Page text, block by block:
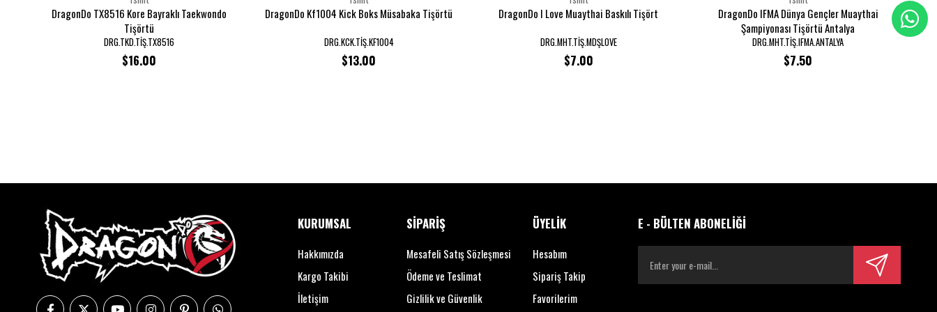
DragonDo TX8516 Kore Bayraklı Taekwondo
Tişörtü
DRG.TKD.TİŞ.TX8516
$16.00
DragonDo Kf1004 Kick Boks Müsabaka Tişörtü
DRG.KCK.TİŞ.KF1004
$13.00
DragonDo I Love Muaythai Baskılı Tişört
DRG.MHT.TİŞ.MDŞLOVE
$7.00
DragonDo IFMA Dünya Gençler Muaythai
Şampiyonası Tişörtü Antalya
DRG.MHT.TİŞ.IFMA.ANTALYA
$7.50
KURUMSAL
Hakkımızda
Kargo Takibi
İletişim
SİPARİŞ
Mesafeli Satış Sözleşmesi
Ödeme ve Teslimat
Gizlilik ve Güvenlik
ÜYELİK
Hesabım
Sipariş Takip
Favorilerim
E - BÜLTEN ABONELİĞİ